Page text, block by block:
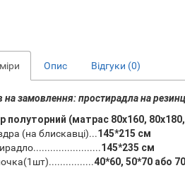
Опис Відгуки (0)
замовлення: простирадла на
полуторний (матрас 80х160,
(на блискавці)...145*215 см
145*235 см
40*60, 50*70 або